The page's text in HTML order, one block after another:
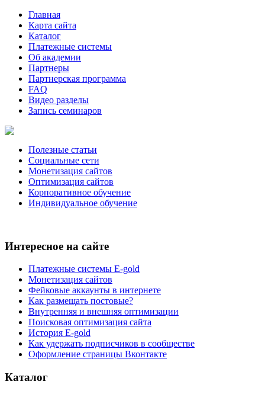
Главная
Карта сайта
Каталог
Платежные системы
Об академии
Партнеры
Партнерская программа
FAQ
Видео разделы
Запись семинаров
Полезные статьи
Социальные сети
Монетизация сайтов
Оптимизация сайтов
Корпоративное обучение
Индивидуальное обучение
Интересное на сайте
Платежные системы E-gold
Монетизация сайтов
Фейковые аккаунты в интернете
Как размещать постовые?
Внутренняя и внешняя оптимизации
Поисковая оптимизация сайта
История E-gold
Как удержать подписчиков в сообществе
Оформление страницы Вконтакте
Каталог